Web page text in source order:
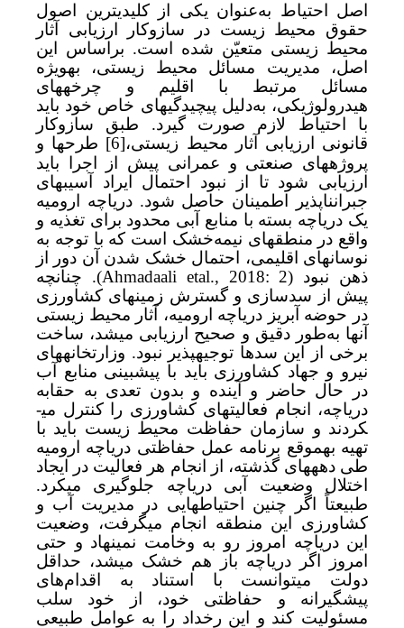
اصل احتیاط به‌عنوان یکی از کلیدی­ترین اصول
حقوق محیط زیست در سازوکار ارزیابی آثار
محیط زیستی متعیّن شده است. بر‌اساس این
اصل، مدیریت مسائل محیط زیستی، به­ویژه
مسائل مرتبط با اقلیم و چرخه­های
هیدرولوژیکی، به‌دلیل پیچیدگی­های خاص خود باید
با احتیاط لازم صورت گیرد. طبق سازوکار
قانونی ارزیابی آثار محیط زیستی،[6] طرح­ها و
پروژه­های صنعتی و عمرانی پیش از اجرا باید
ارزیابی شود تا از نبود احتمال ایراد آسیب­های
جبران­ناپذیر اطمینان حاصل شود. دریاچه ارومیه
یک دریاچه بسته با منابع آبی محدود برای تغذیه و
واقع در منطقه­ای نیمه‌خشک است که با توجه به
نوسان­های اقلیمی، احتمال خشک شدن آن دور از
ذهن نبود (Ahmadaali etal., 2018: 2). چنانچه
پیش از سدسازی و گسترش زمین­های کشاورزی
در حوضه آبریز دریاچه ارومیه، آثار محیط زیستی
آنها به‌طور دقیق و صحیح ارزیابی می­شد، ساخت
برخی از این سدها توجیه­پذیر نبود. وزارتخانه­های
نیرو و جهاد کشاورزی باید با پیش­بینی منابع آب
در حال حاضر و آینده و بدون تعدی به حقابه
دریاچه، انجام فعالیت­های کشاورزی را کنترل می­
کردند و سازمان حفاظت محیط زیست باید با
تهیه به­موقع برنامه عمل حفاظتی دریاچه ارومیه
طی دهه­های گذشته، از انجام هر فعالیت­ در ایجاد
اختلال وضعیت آبی دریاچه جلوگیری می­کرد.
طبیعتاً اگر چنین احتیاط­هایی در مدیریت آب و
کشاورزی این منطقه انجام می­گرفت، وضعیت
این دریاچه امروز رو به وخامت نمی­نهاد و حتی
امروز اگر دریاچه باز هم خشک می­شد، حداقل
دولت می­توانست با استناد به اقدام‌های
پیشگیرانه و حفاظتی خود، از خود سلب
مسئولیت کند و این رخداد را به عوامل طبیعی